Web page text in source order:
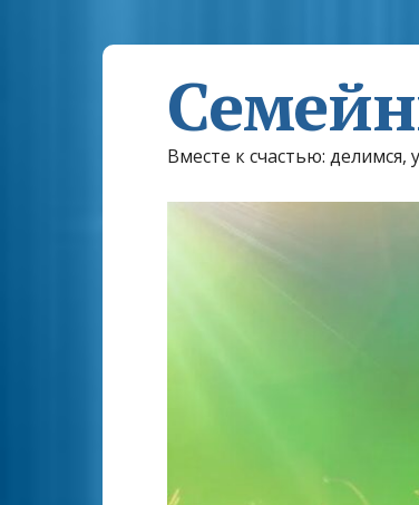
Вместе к счастью: делимся,